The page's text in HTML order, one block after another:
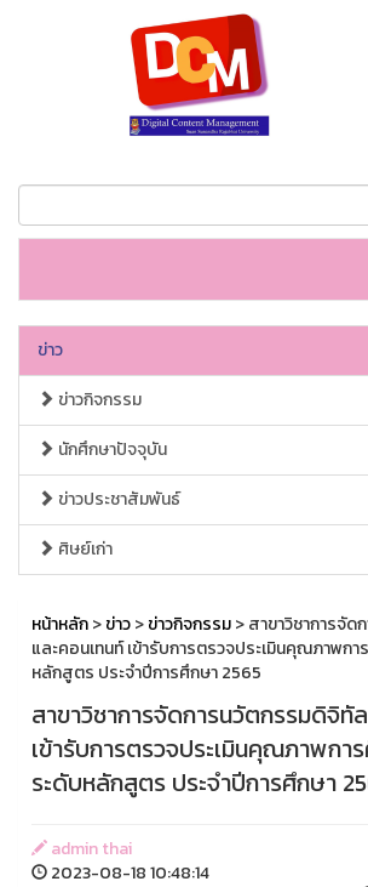
ข่าว
ข่าวกิจกรรม
นักศึกษาปัจจุบัน
ข่าวประชาสัมพันธ์
ศิษย์เก่า
หน้าหลัก>ข่าว>ข่าวกิจกรรม> สาขาวิชาการจั
และคอนเทนท์ เข้ารับการตรวจประเมินคุณภาพกา
หลักสูตร ประจำปีการศึกษา 2565
สาขาวิชาการจัดการนวัตกรรมดิจิทั
เข้ารับการตรวจประเมินคุณภาพกา
ระดับหลักสูตร ประจำปีการศึกษา
admin thai
2023-08-18 10:48:14